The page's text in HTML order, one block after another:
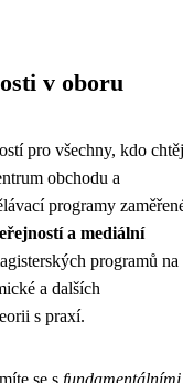
v oboru
pro všechny, kdo
obchodu a
programy
a mediální
programů na
a dalších
s praxí.